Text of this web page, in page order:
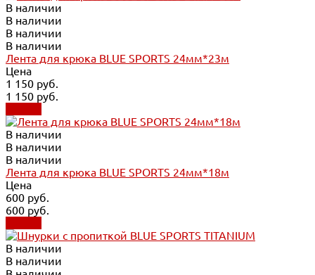
В наличии
В наличии
В наличии
В наличии
Лента для крюка BLUE SPORTS 24мм*23м
Цена
1 150 руб.
1 150 руб.
В наличии
В наличии
В наличии
Лента для крюка BLUE SPORTS 24мм*18м
Цена
600 руб.
600 руб.
В наличии
В наличии